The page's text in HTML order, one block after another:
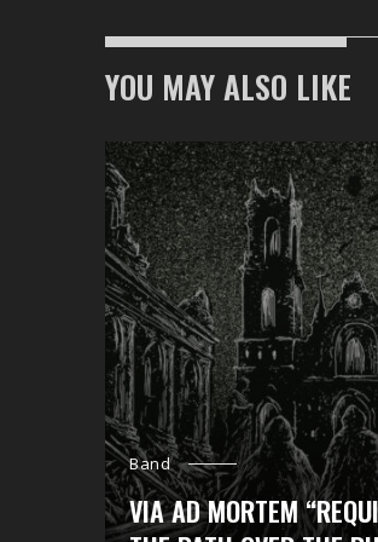
YOU MAY ALSO LIKE
Band
VIA AD MORTEM